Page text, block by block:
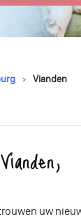
Vianden
uw